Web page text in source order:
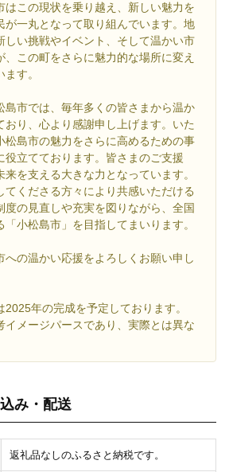
はこの現状を乗り越え、新しい魅力を
が一丸となって取り組んでいます。地
しい挑戦やイベント、そして温かい市
、この町をさらに魅力的な場所に変え
す。
島市では、毎年多くの皆さまから温か
おり、心より感謝申し上げます。いた
松島市の魅力をさらに高めるための事
役立てております。皆さまのご支援
を支える大きな力となっています。
てくださる方々により共感いただける
度の見直しや充実を図りながら、全国
小松島市」を目指してまいります。
への温かい応援をよろしくお願い申し
年の完成を予定しております。
イメージパースであり、実際とは異な
み・配送
返礼品なしのふるさと納税です。